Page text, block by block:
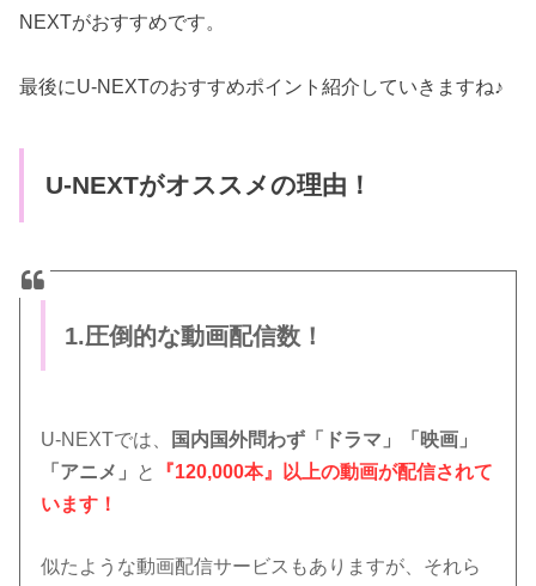
NEXTがおすすめです。
最後にU-NEXTのおすすめポイント紹介していきますね♪
U-NEXTがオススメの理由！
1.圧倒的な動画配信数！
U-NEXTでは、
国内国外問わず「ドラマ」「映画」
「アニメ」
と
『120,000本』以上の動画が配信されて
います！
似たような動画配信サービスもありますが、それら